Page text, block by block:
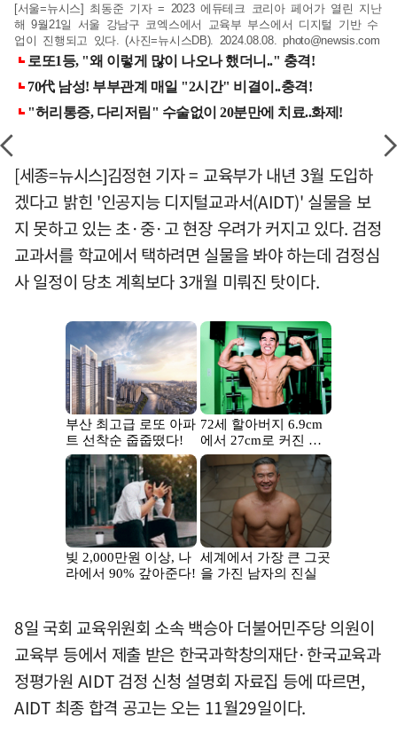
[서울=뉴시스] 최동준 기자 = 2023 에듀테크 코리아 페어가 열린 지난
해 9월21일 서울 강남구 코엑스에서 교육부 부스에서 디지털 기반 수
업이 진행되고 있다. (사진=뉴시스DB). 2024.08.08.photo@newsis.com
[세종=뉴시스]김정현 기자 = 교육부가 내년 3월 도입하
겠다고 밝힌 '인공지능 디지털교과서(AIDT)' 실물을 보
지 못하고 있는 초·중·고 현장 우려가 커지고 있다. 검정
교과서를 학교에서 택하려면 실물을 봐야 하는데 검정심
사 일정이 당초 계획보다 3개월 미뤄진 탓이다.
8일 국회 교육위원회 소속 백승아 더불어민주당 의원이
교육부 등에서 제출 받은 한국과학창의재단·한국교육과
정평가원 AIDT 검정 신청 설명회 자료집 등에 따르면,
AIDT 최종 합격 공고는 오는 11월29일이다.